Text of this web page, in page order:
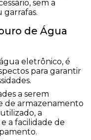
sem a
garrafas.
de Água
eletrônico, é
para garantir
a serem
de armazenamento
a
a facilidade de